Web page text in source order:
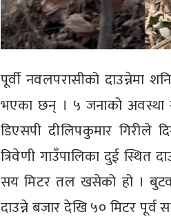
पूर्वी नवलपरासीको दाउन्नेमा
भएका छन् । ५ जनाको अवस्था
डिएसपी दीलिपकुमार गिरीले
त्रिवेणी गाउँपालिका दुई स्थित
सय मिटर तल खसेको हो ।
दाउन्ने बजार देखि ५० मिटर पूर्व